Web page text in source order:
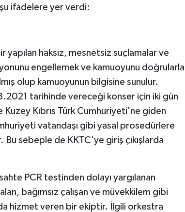
şu ifadelere yer verdi:
haksız, mesnetsiz suçlamalar ve
engellemek ve kamuoyunu doğrularla
olup kamuoyunun bilgisine sunulur.
tarihinde vereceği konser için iki gün
Kıbrıs Türk Cumhuriyeti'ne giden
vatandaşı gibi yasal prosedürlere
sebeple de KKTC'ye giriş çıkışlarda
PCR testinden dolayı yargılanan
bağımsız çalışan ve müvekkilem gibi
hizmet veren bir ekiptir. İlgili orkestra